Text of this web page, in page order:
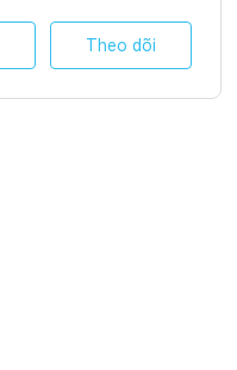
Theo dõi